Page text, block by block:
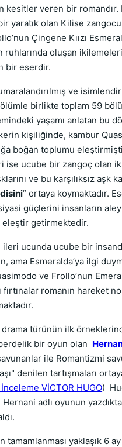
kesitler veren bir
yaratık olan Kilise zangocu
Çingene Kıızı
ruhlarında oluşan
bir eserdir.
ve
birlikte toplam 59
yaşamı anlatan bu
kişiliğinde, kambur
boğan toplumu
ucube bir zangoç olan iki
ve bu karşılıksız aşk
” ortaya koymaktadır.
güçlerini insanların
eleştir getirmektedir.
ucunda ucube bir
ama Esmeralda’ya ilgi
ve Frollo’nun
fırtınalar romanın hareket
türünün ilk
bir oyun olan
ile Romantizmi
denilen tartışmaları
VİCTOR HUGO)
Hernani adlı oyunun
tamamlanması yaklaşık 6